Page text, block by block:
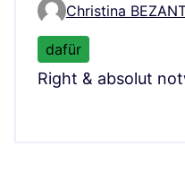
Kommentar 257
Christina
dafür
Right & absolut